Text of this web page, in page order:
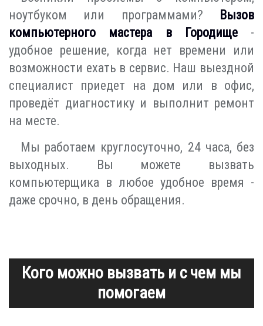
ноутбуком или программами?
Вызов
компьютерного мастера в Городище-
удобное решение, когда нет времени или
возможности ехать в сервис. Наш выездной
специалист приедет на дом или в офис,
проведёт диагностику и выполнит ремонт
на месте.
Мы работаем круглосуточно, 24 часа, без
выходных. Вы можете вызвать
компьютерщика в любое удобное время -
даже срочно, в день обращения.
Кого можно вызвать и с чем мы
помогаем